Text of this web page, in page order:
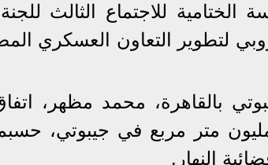
الختامية للاجتماع الثالث
لتطوير التعاون العسكري
بالقاهرة، محمد مظهر،
متر مربع في جيبوتي،
النهار.